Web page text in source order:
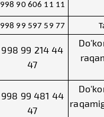
998 90 606 11 11
998 99 597 59 77
998 99 214 44
47
998 99 481 44
47